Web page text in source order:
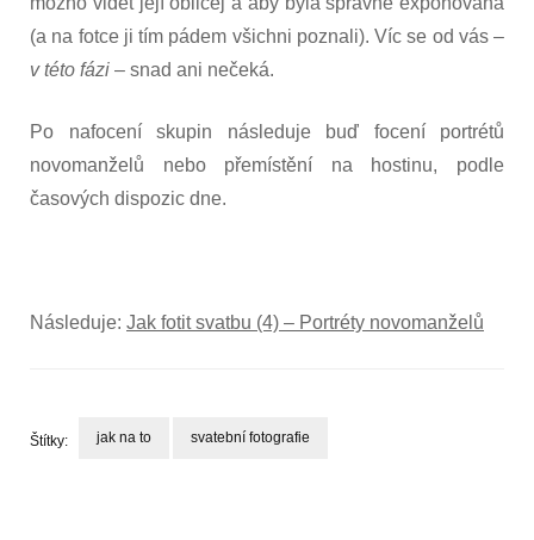
(a na fotce ji tím pádem všichni poznali). Víc se od vás –
v této fázi – snad ani nečeká.
Po nafocení skupin následuje buď focení portrétů
novomanželů nebo přemístění na hostinu, podle
časových dispozic dne.
Následuje: Jak fotit svatbu (4) – Portréty novomanželů
Štítky: jak na to svatební fotografie